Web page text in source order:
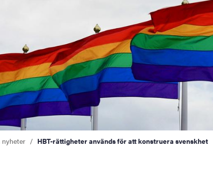
innovation
nyheter HBT-rättigheter används för att konstruera svenskhet